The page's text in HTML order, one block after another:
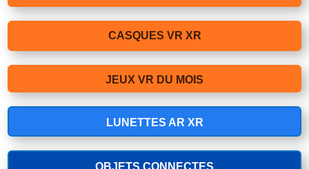
CASQUES VR XR
JEUX VR DU MOIS
LUNETTES AR XR
OBJETS CONNECTES